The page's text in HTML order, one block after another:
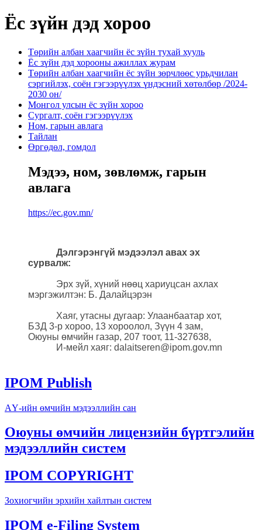
Ёс зүйн дэд хороо
Төрийн албан хаагчийн ёс зүйн тухай хууль
Ёс зүйн дэд хорооны ажиллах журам
Төрийн албан хаагчийн ёс зүйн зөрчлөөс урьдчилан
сэргийлэх, соён гэгээрүүлэх үндэсний хөтөлбөр /2024-
2030 он/
Монгол улсын ёс зүйн хороо
Cургалт, cоён гэгээрүүлэх
Ном, гарын авлага
Тайлан
Өргөдөл, гомдол
Мэдээ, ном, зөвлөмж, гарын
авлага
https://ec.gov.mn/
Дэлгэрэнгүй мэдээлэл авах эх
сурвалж:
Эрх зүй, хүний нөөц хариуцсан ахлах
мэргэжилтэн: Б. Далайцэрэн
Хаяг, утасны дугаар: Улаанбаатар хот,
БЗД 3-р хороо, 13 хороолол, Зүүн 4 зам,
Оюуны өмчийн газар, 207 тоот, 11-327638,
И-мейл хаяг: dalaitseren@ipom.gov.mn
IPOM Publish
АҮ-ийн өмчийн мэдээллийн сан
Оюуны өмчийн лицензийн бүртгэлийн
мэдээллийн систем
IPOM COPYRIGHT
Зохиогчийн эрхийн хайлтын систем
IPOM e-Filing System